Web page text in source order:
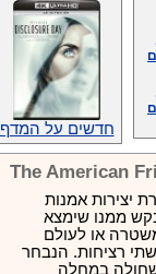
חדשים על המדף
The American
יצירות אמנות
ממנו שימצא
או לעולם
רציחות. הנבחר
שחולה במחלה